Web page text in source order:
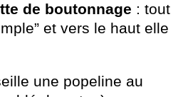
de boutonnage : tout
et vers le haut elle
une popeline au